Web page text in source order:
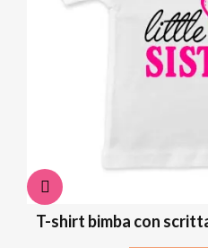
T-shirt bimba con